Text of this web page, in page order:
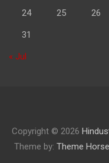
24 25 26
31
« Jul
Copyright © 2026
Theme by: Theme Horse